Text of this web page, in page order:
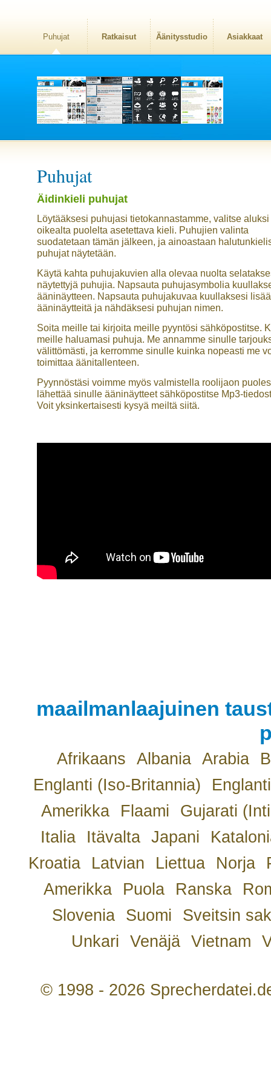
Puhujat Ratkaisut Äänitysstudio Asiakkaat
Puhujat
Äidinkieli puhujat
Löytääksesi puhujasi tietokannastamme, valitse aluksi
oikealta puolelta asetettava kieli. Puhujien valinta
suodatetaan tämän jälkeen, ja ainoastaan
puhujat näytetään.
Käytä kahta puhujakuvien alla olevaa nuolta
näytettyjä puhujia. Napsauta puhujasymbolia
ääninäytteen. Napsauta puhujakuvaa kuullaksesi lisää
ääninäytteitä ja nähdäksesi puhujan nimen.
Soita meille tai kirjoita meille pyyntösi sähköpostitse.
meille haluamasi puhuja. Me annamme sinulle
välittömästi, ja kerromme sinulle kuinka nopeasti me
toimittaa äänitallenteen.
Pyynnöstäsi voimme myös valmistella roolijaon
lähettää sinulle ääninäytteet sähköpostitse Mp3-
Voit yksinkertaisesti kysyä meiltä siitä.
maailmanlaajuinen
Afrikaans Albania Arabia
Englanti (Iso-Britannia)
Amerikka
Flaami
Gujarati
Italia
Itävalta Japani
Kroatia
Latvian Liettua Norja
Amerikka
Puola Ranska
Slovenia
Suomi
Sveitsin
Unkari
Venäjä Vietnam
© 1998 - 2026